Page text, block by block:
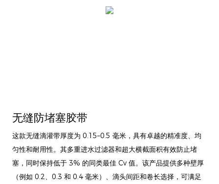
无缝防堵塞胶带
这款无缝滴灌带厚度为 0.15–0.5 毫米，具有卓越的精准度、均
匀性和耐用性。其多重进水过滤器和超大横截面积有效防止堵
塞，同时保持低于 3% 的同类最佳 Cv 值。该产品提供多种壁厚
（例如 0.2、0.3 和 0.4 毫米）、滴头间距和卷长选择，可满足